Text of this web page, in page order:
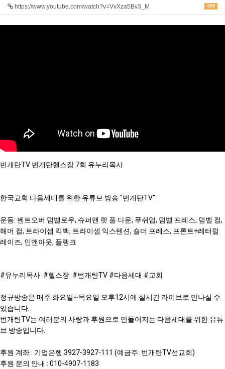
659
https://www.youtube.com/watch?v=VvXza5Bv3_M
번개탄TV 번개탄헬스장 7회 유누리목사
한국교회 다음세대를 위한 유튜브 방송 "번개탄TV"
운동: 벤트오버 덤벨로우, 슈퍼맨 렛 풀 다운, 푸쉬업, 덤벨 프레스, 덤벨 컬,
해머 컬, 트라이셉 킥백, 트라이셉 익스텐션, 숄더 프레스, 프론트+레터럴
레이즈, 인앤아웃, 플랭크
#유누리목사 #헬스장 #번개탄TV​​ #다음세대 #교회
정규방송은 매주 화요일~목요일 오후12시에 실시간 라이브로 만나실 수
있습니다.
번개탄TV는 여러분의 사랑과 후원으로 만들어지는 다음세대를 위한 유튜
브 방송입니다.
후원 계좌 : 기업은행 3927-3927-111 (예금주: 번개탄TV선교회)
후원 문의 안내 : 010-4907-1183